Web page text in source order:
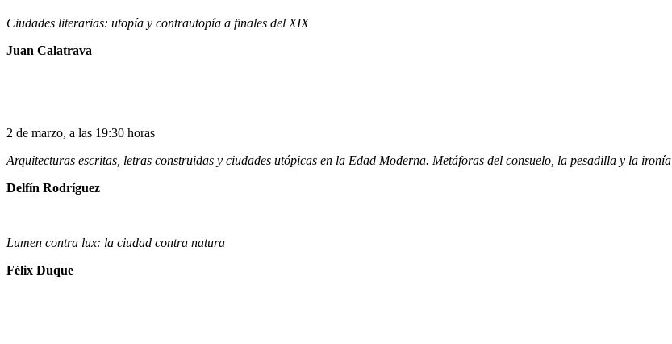
Ciudades literarias: utopía y contrautopía a finales del XIX
Juan Calatrava
2 de marzo, a las 19:30 horas
Arquitecturas escritas, letras construidas y ciudades utópicas en la Edad Moderna. Metáforas del consuelo, la pesadilla y la ironía
Delfín Rodríguez
Lumen contra lux: la ciudad contra natura
Félix Duque